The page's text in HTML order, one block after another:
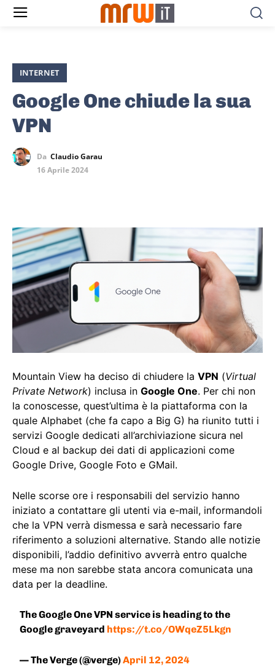
INTERNET
Google One chiude la sua
VPN
Da Claudio Garau
16 Aprile 2024
Mountain View ha deciso di chiudere la VPN (Virtual
Private Network) inclusa in Google One. Per chi non
la conoscesse, quest’ultima è la piattaforma con la
quale Alphabet (che fa capo a Big G) ha riunito tutti i
servizi Google dedicati all’archiviazione sicura nel
Cloud e al backup dei dati di applicazioni come
Google Drive, Google Foto e GMail.
Nelle scorse ore i responsabili del servizio hanno
iniziato a contattare gli utenti via e-mail, informandoli
che la VPN verrà dismessa e sarà necessario fare
riferimento a soluzioni alternative. Stando alle notizie
disponibili, l’addio definitivo avverrà entro qualche
mese ma non sarebbe stata ancora comunicata una
data per la deadline.
The Google One VPN service is heading to the
Google graveyard https://t.co/OWqeZ5Lkgn
— The Verge (@verge)April 12, 2024